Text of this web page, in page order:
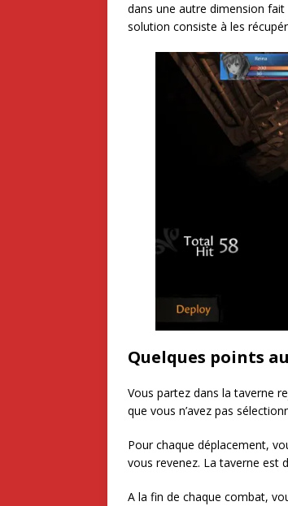
dans une autre dimension fait
solution consiste à les
Quelques points
Vous partez dans la taverne
que vous n’avez pas
Pour chaque déplacement,
vous revenez. La taverne est
A la fin de chaque combat,